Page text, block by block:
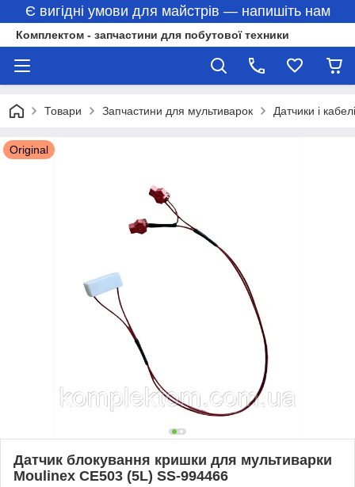
Є вигідні умови для майстрів — напишіть нам
Комплектом - запчастини для побутової техники
Товари Запчастини для мультиварок Датчики і
Original
Датчик блокування кришки для мультиварки
Moulinex CE503 (5L) SS-994466